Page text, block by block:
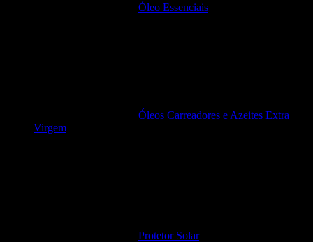
Óleo Essenciais
Óleos Carreadores e Azeites Extra
Virgem
Protetor Solar